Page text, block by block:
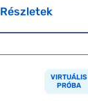
Részletek
VIRTUÁLIS
PRÓBA